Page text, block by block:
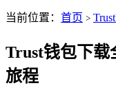
当前位置： 首页 >
Trust钱包下载
旅程